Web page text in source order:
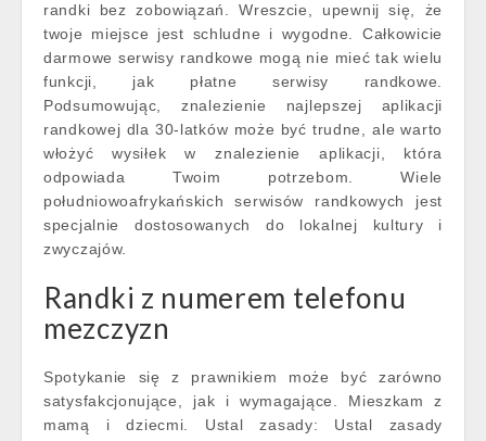
randki bez zobowiązań. Wreszcie, upewnij się, że
twoje miejsce jest schludne i wygodne. Całkowicie
darmowe serwisy randkowe mogą nie mieć tak wielu
funkcji, jak płatne serwisy randkowe.
Podsumowując, znalezienie najlepszej aplikacji
randkowej dla 30-latków może być trudne, ale warto
włożyć wysiłek w znalezienie aplikacji, która
odpowiada Twoim potrzebom. Wiele
południowoafrykańskich serwisów randkowych jest
specjalnie dostosowanych do lokalnej kultury i
zwyczajów.
Randki z numerem telefonu
mezczyzn
Spotykanie się z prawnikiem może być zarówno
satysfakcjonujące, jak i wymagające. Mieszkam z
mamą i dziecmi. Ustal zasady: Ustal zasady